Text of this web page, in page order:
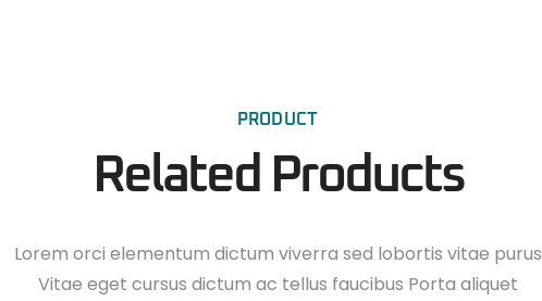
PRODUCT
Related Products
Lorem orci elementum dictum viverra sed lobortis vitae purus
Vitae eget cursus dictum ac tellus faucibus Porta aliquet